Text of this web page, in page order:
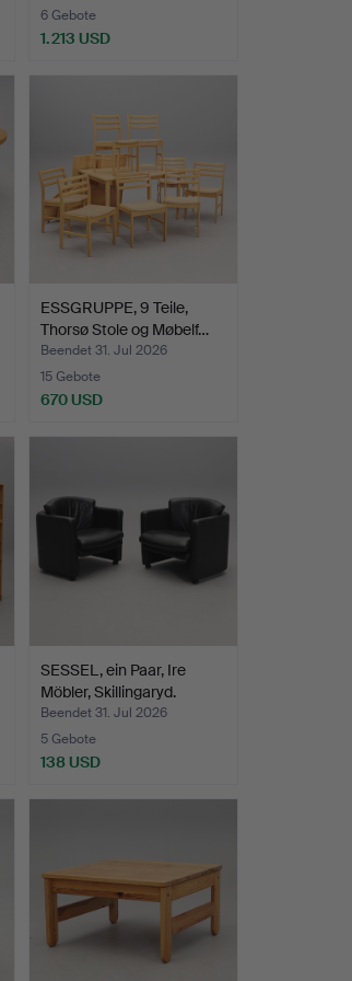
6 Gebote
1.213 USD
ESSGRUPPE, 9 Teile,
Thorsø Stole og Møbelf…
Beendet 31. Jul 2026
15 Gebote
670 USD
SESSEL, ein Paar, Ire
Möbler, Skillingaryd.
Beendet 31. Jul 2026
5 Gebote
138 USD